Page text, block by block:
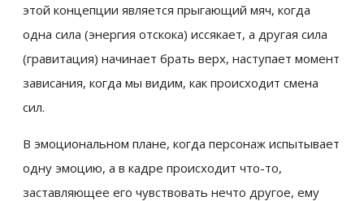
этой концепции является прыгающий мяч, когда
одна сила (энергия отскока) иссякает, а другая сила
(гравитация) начинает брать верх, наступает момент
зависания, когда мы видим, как происходит смена
сил.
В эмоциональном плане, когда персонаж испытывает
одну эмоцию, а в кадре происходит что-то,
заставляющее его чувствовать нечто другое, ему